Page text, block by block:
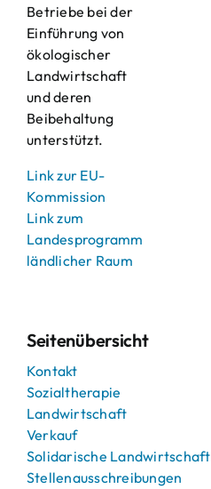
Betriebe bei der
Einführung von
ökologischer
Landwirtschaft
und deren
Beibehaltung
unterstützt.
Link zur EU-
Kommission
Link zum
Landesprogramm
ländlicher Raum
Seitenübersicht
Kontakt
Sozialtherapie
Landwirtschaft
Verkauf
Solidarische Landwirtschaft
Stellenausschreibungen